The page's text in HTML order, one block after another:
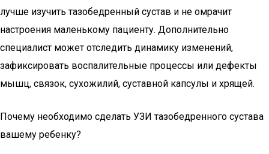
лучше изучить тазобедренный сустав и не омрачит
настроения маленькому пациенту. Дополнительно
специалист может отследить динамику изменений,
зафиксировать воспалительные процессы или дефекты
мышц, связок, сухожилий, суставной капсулы и хрящей.
Почему необходимо сделать УЗИ тазобедренного сустава
вашему ребенку?